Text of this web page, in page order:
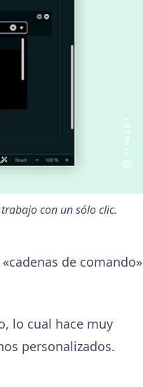
con un sólo clic.
de comando»
lo cual hace muy
personalizados.